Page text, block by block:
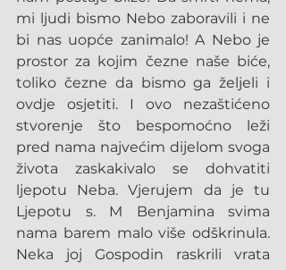
mi ljudi bismo Nebo zaboravili i ne
bi nas uopće zanimalo! A Nebo je
prostor za kojim čezne naše biće,
toliko čezne da bismo ga željeli i
ovdje osjetiti. I ovo nezaštićeno
stvorenje što bespomoćno leži
pred nama najvećim dijelom svoga
života zaskakivalo se dohvatiti
ljepotu Neba. Vjerujem da je tu
Ljepotu s. M Benjamina svima
nama barem malo više odškrinula.
Neka joj Gospodin raskrili vrata